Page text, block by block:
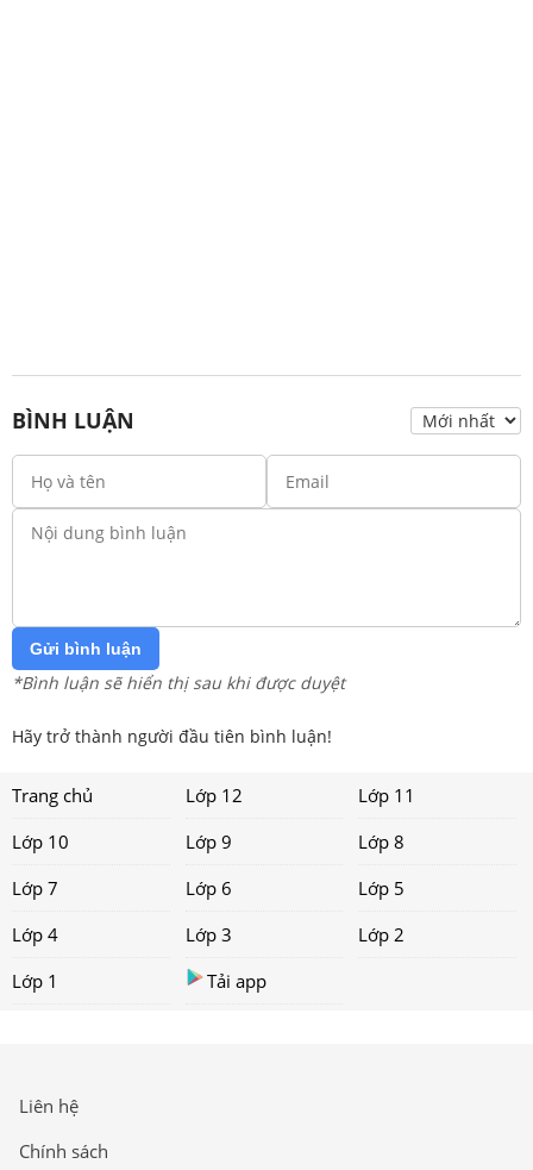
BÌNH LUẬN
Gửi bình luận
*Bình luận sẽ hiển thị sau khi được duyệt
Hãy trở thành người đầu tiên bình luận!
Trang chủ Lớp 12
Lớp 11
Lớp 10
Lớp 9
Lớp 8
Lớp 7
Lớp 6
Lớp 5
Lớp 4
Lớp 3
Lớp 2
Lớp 1
Tải app
Liên hệ
Chính sách